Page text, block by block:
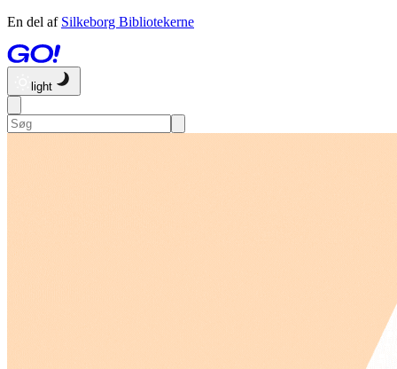
En del af Silkeborg Bibliotekerne
light